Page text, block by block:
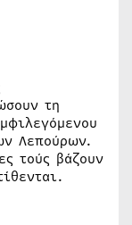
τη
Λεπούρων.
τούς βάζουν